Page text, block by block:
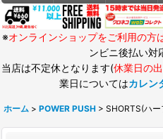
※オンラインショップをご利用の方
ンビニ後払い対
当店は不定休となります(休業日の
業日についてはカレン
ホーム > POWER PUSH > SHORTS(ハー